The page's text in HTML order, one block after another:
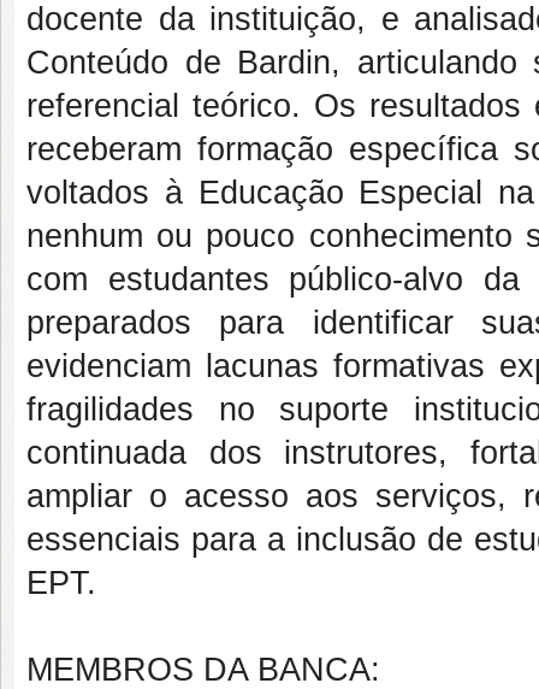
docente da instituição, e
Conteúdo de Bardin,
referencial teórico. Os
receberam formação específica
voltados à Educação Especial
nenhum ou pouco conhecimento
com estudantes público-alvo
preparados para identificar
evidenciam lacunas formativas
fragilidades no suporte
continuada dos instrutores,
ampliar o acesso aos serviços,
essenciais para a inclusão de
EPT.
MEMBROS DA BANCA: